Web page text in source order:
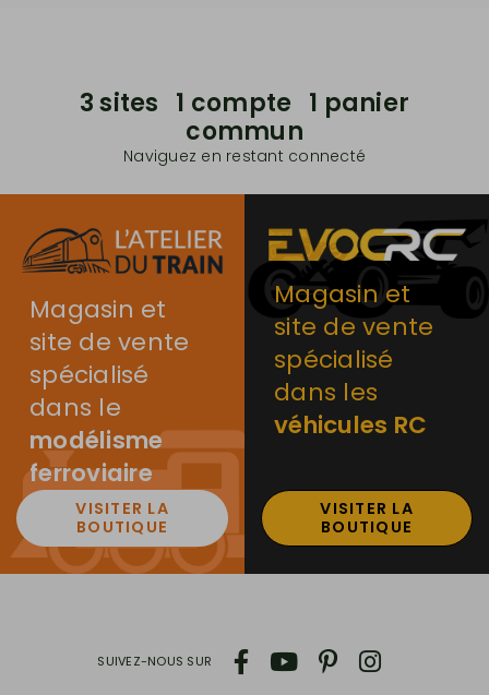
3 sites 1 compte 1 panier
commun
Naviguez en restant connecté
Magasin et
site de vente
spécialisé
dans le
modélisme
ferroviaire
VISITER LA
BOUTIQUE
Magasin et
site de vente
spécialisé
dans les
véhicules RC
VISITER LA
BOUTIQUE
SUIVEZ-NOUS SUR